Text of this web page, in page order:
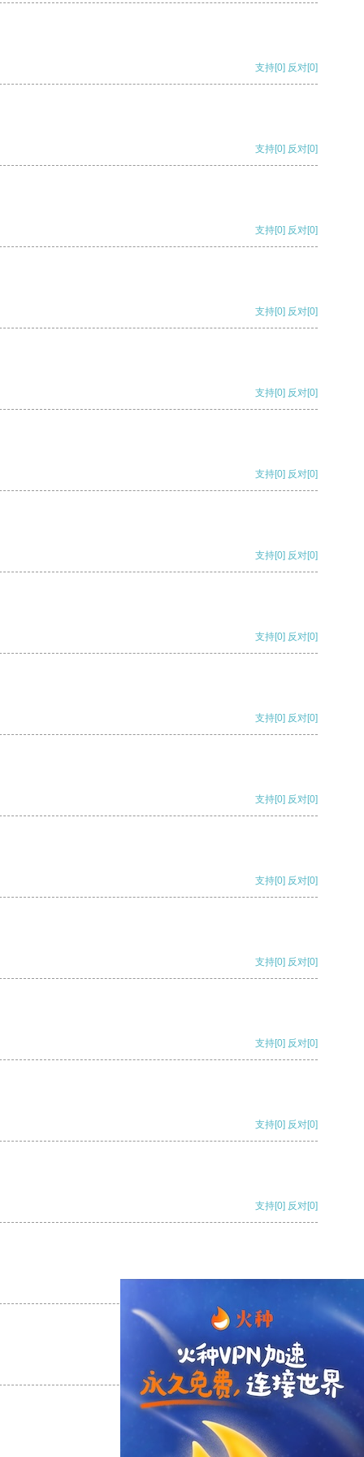
支持[0] 反对[0]
支持[0] 反对[0]
支持[0] 反对[0]
支持[0] 反对[0]
支持[0] 反对[0]
支持[0] 反对[0]
支持[0] 反对[0]
支持[0] 反对[0]
支持[0] 反对[0]
支持[0] 反对[0]
支持[0] 反对[0]
支持[0] 反对[0]
支持[0] 反对[0]
支持[0] 反对[0]
支持[0] 反对[0]
支持 [0] 反对[0]
支持